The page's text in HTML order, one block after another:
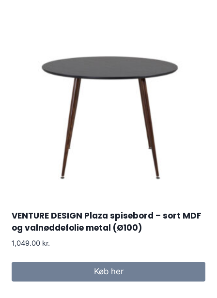
VENTURE DESIGN Plaza spisebord – sort MDF
og valnøddefolie metal (Ø100)
1,049.00 kr.
Køb her